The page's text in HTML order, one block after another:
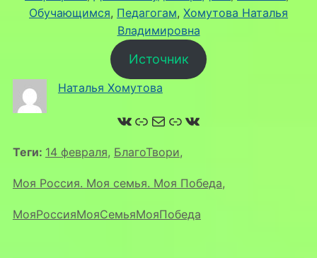
Обучающимся, Педагогам, Хомутова Наталья
Владимировна
Источник
Наталья Хомутова
ВКонтакте
Ссылка
Почта
Ссылка
ВКонтакте
Теги: 14 февраля, БлагоТвори,
Моя Россия. Моя семья. Моя Победа,
МояРоссияМояСемьяМояПобеда